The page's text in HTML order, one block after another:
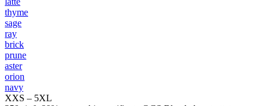
thyme
sage
ray
brick
prune
aster
orion
navy
XXS – 5XL